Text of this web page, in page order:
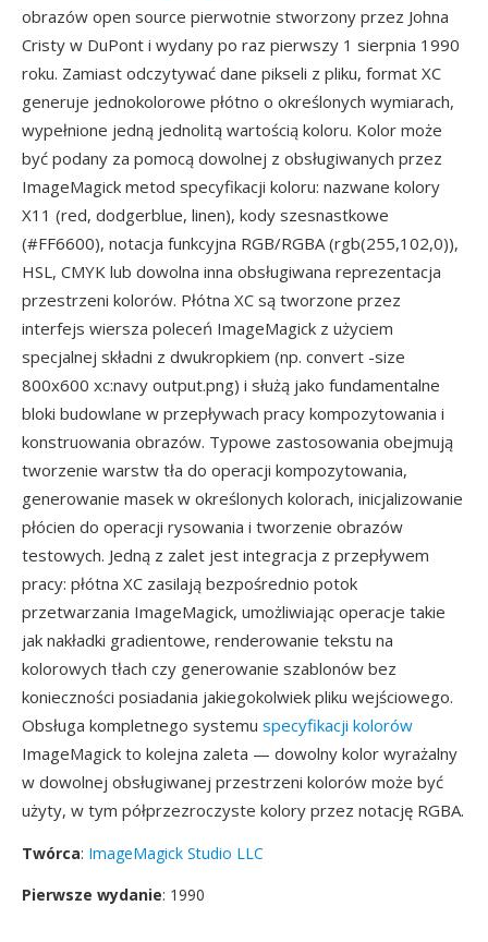
obrazów open source pierwotnie stworzony przez Johna
Cristy w DuPont i wydany po raz pierwszy 1 sierpnia 1990
roku. Zamiast odczytywać dane pikseli z pliku, format XC
generuje jednokolorowe płótno o określonych wymiarach,
wypełnione jedną jednolitą wartością koloru. Kolor może
być podany za pomocą dowolnej z obsługiwanych przez
ImageMagick metod specyfikacji koloru: nazwane kolory
X11 (red, dodgerblue, linen), kody szesnastkowe
(#FF6600), notacja funkcyjna RGB/RGBA (rgb(255,102,0)),
HSL, CMYK lub dowolna inna obsługiwana reprezentacja
przestrzeni kolorów. Płótna XC są tworzone przez
interfejs wiersza poleceń ImageMagick z użyciem
specjalnej składni z dwukropkiem (np. convert -size
800x600 xc:navy output.png) i służą jako fundamentalne
bloki budowlane w przepływach pracy kompozytowania i
konstruowania obrazów. Typowe zastosowania obejmują
tworzenie warstw tła do operacji kompozytowania,
generowanie masek w określonych kolorach, inicjalizowanie
płócien do operacji rysowania i tworzenie obrazów
testowych. Jedną z zalet jest integracja z przepływem
pracy: płótna XC zasilają bezpośrednio potok
przetwarzania ImageMagick, umożliwiając operacje takie
jak nakładki gradientowe, renderowanie tekstu na
kolorowych tłach czy generowanie szablonów bez
konieczności posiadania jakiegokolwiek pliku wejściowego.
Obsługa kompletnego systemu specyfikacji kolorów
ImageMagick to kolejna zaleta — dowolny kolor wyrażalny
w dowolnej obsługiwanej przestrzeni kolorów może być
użyty, w tym półprzezroczyste kolory przez notację RGBA.
Twórca: ImageMagick Studio LLC
Pierwsze wydanie: 1990